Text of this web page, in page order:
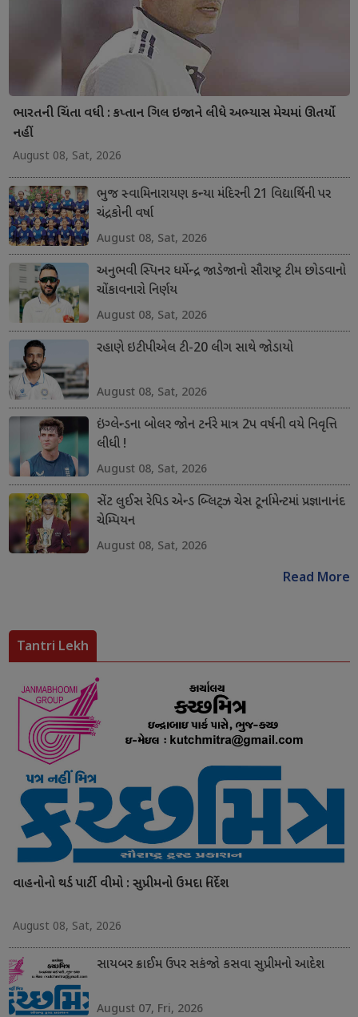
ભારતની ચિંતા વધી : કપ્તાન ગિલ ઇજાને લીધે અભ્યાસ મેચમાં ઊતર્યો
નહીં
August 08, Sat, 2026
ભુજ સ્વામિનારાયણ કન્યા મંદિરની 21 વિદ્યાર્થિની પર
ચંદ્રકોની વર્ષા
August 08, Sat, 2026
અનુભવી સ્પિનર ધર્મેન્દ્ર જાડેજાનો સૌરાષ્ટ્ર ટીમ છોડવાનો
ચોંકાવનારો નિર્ણય
August 08, Sat, 2026
રહાણે ઇટીપીએલ ટી-20 લીગ સાથે જોડાયો
August 08, Sat, 2026
ઇંગ્લેન્ડના બોલર જોન ટર્નરે માત્ર 2પ વર્ષની વયે નિવૃત્તિ
લીધી !
August 08, Sat, 2026
સેંટ લુઈસ રેપિડ એન્ડ બ્લિટ્ઝ ચેસ ટૂર્નામેન્ટમાં પ્રજ્ઞાનાનંદ
ચેમ્પિયન
August 08, Sat, 2026
Read More
Tantri Lekh
વાહનોનો થર્ડ પાર્ટી વીમો : સુપ્રીમનો ઉમદા નિર્દેશ
August 08, Sat, 2026
સાયબર ક્રાઈમ ઉપર સકંજો કસવા સુપ્રીમનો આદેશ
August 07, Fri, 2026